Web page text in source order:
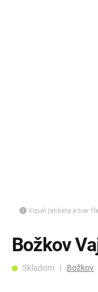
Vizuál (etiketa a tvar
Božkov
Skladom | Božkov